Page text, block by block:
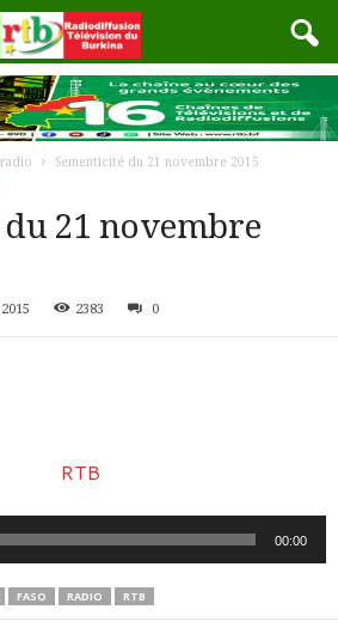
Sementicité du 21 novembre 2015
21 novembre
2383 0
00:00
FASO RADIO RTB